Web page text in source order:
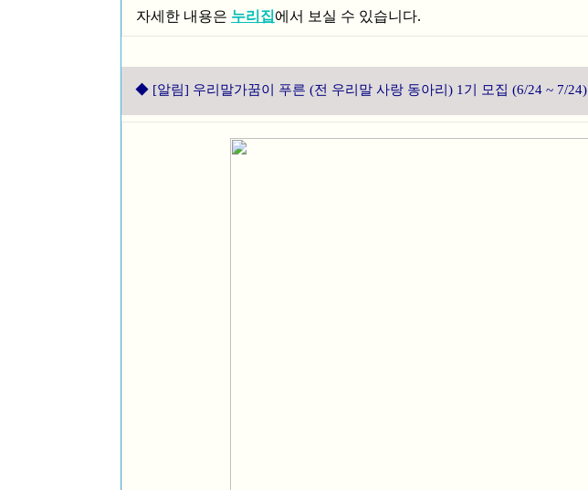
자세한 내용은 누리집에서 보실 수 있습니다.
◆ [알림] 우리말가꿈이 푸른 (전 우리말 사랑 동아리) 1기 모집 (6/24 ~ 7/24)